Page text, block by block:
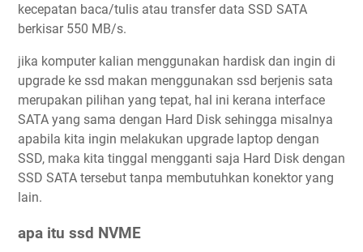
kecepatan baca/tulis atau transfer data SSD SATA
berkisar 550 MB/s.
jika komputer kalian menggunakan hardisk dan ingin di
upgrade ke ssd makan menggunakan ssd berjenis sata
merupakan pilihan yang tepat, hal ini kerana interface
SATA yang sama dengan Hard Disk sehingga misalnya
apabila kita ingin melakukan upgrade laptop dengan
SSD, maka kita tinggal mengganti saja Hard Disk dengan
SSD SATA tersebut tanpa membutuhkan konektor yang
lain.
apa itu ssd NVME